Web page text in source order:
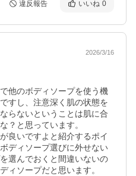
違反報告 いいね 0
2026/3/16
他のボディソープを使う機
すし、注意深く肌の状態を
らないということは肌に合
？と思っています。
良いですよと紹介するポイ
ディソープ選びに外せない
選んでおくと間違いないの
ィソープだと思います。